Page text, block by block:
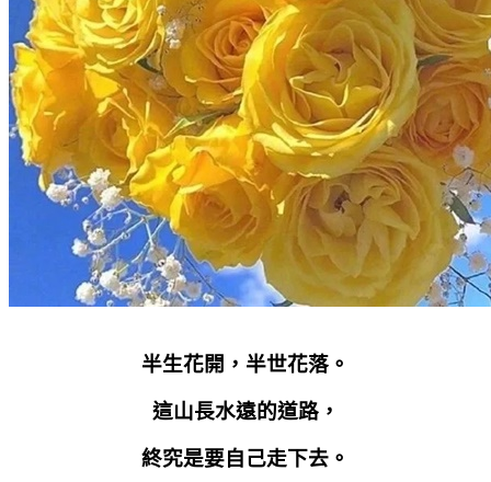
半生花開，半世花落。
這山長水遠的道路，
終究是要自己走下去。